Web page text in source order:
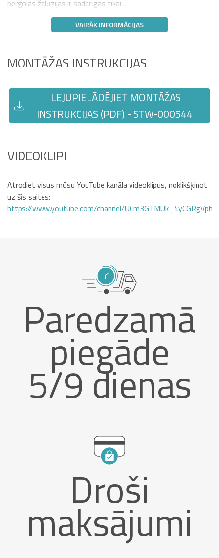
pergolas žalūzijas ir saderīgas tikai…
VAIRĀK INFORMĀCIJAS
MONTĀŽAS INSTRUKCIJAS
LEJUPIELĀDĒJIET MONTĀŽAS
INSTRUKCIJAS (PDF) - STW-000544
VIDEOKLIPI
Atrodiet visus mūsu YouTube kanāla videoklipus, noklikšķinot
uz šīs saites:
https://www.youtube.com/channel/
Paredzamā
piegāde
5/9 dienas
Droši
maksājumi